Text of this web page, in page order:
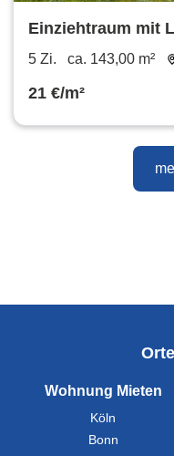
Einziehtraum mit
Reiheneckhaus
5 Zi. ca. 143,00 m²
21 €/m²
Wohnung Mieten
Köln
Bonn